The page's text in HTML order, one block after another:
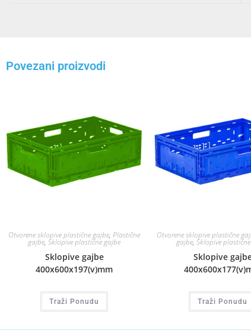
Povezani proizvodi
Otvorene sklopive plastične gajbe, Plastične
gajbe, Sklopive plastične gajbe
Sklopive gajbe
400x600x197(v)mm
Traži Ponudu
Otvorene sklopive plastične
gajbe, Sklopive
Sklopive
Traži Ponudu